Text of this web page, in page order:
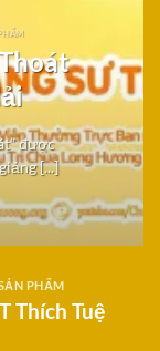
được
[...]
PHẨM
Thích Tuệ